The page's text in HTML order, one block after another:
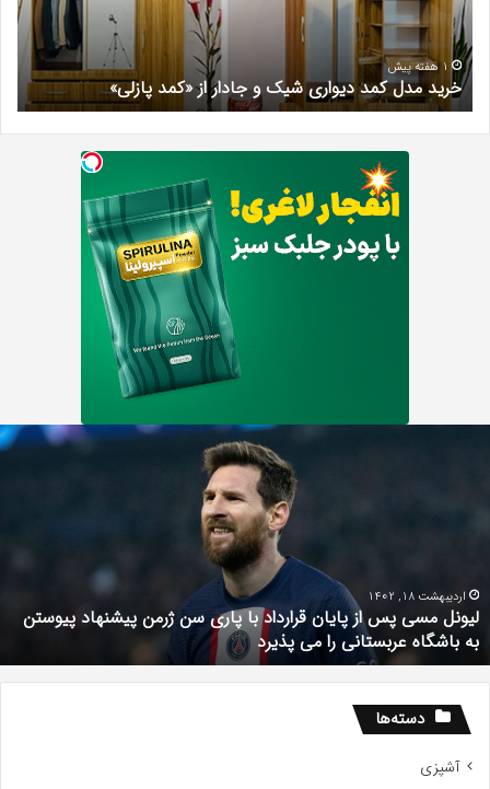
جادار
از
«کمد
پازلی»
1 هفته پیش
خرید مدل کمد دیواری شیک و جادار از «کمد پازلی»
پاری
سن
ژرمن
پیشنهاد
پیوستن
باشگاه
عربستانی
اردیبهشت 18, 1402
لیونل مسی پس از پایان قرارداد با پاری سن ژرمن پیشنهاد پیوستن
به باشگاه عربستانی را می پذیرد
دسته‌ها
آشپزی